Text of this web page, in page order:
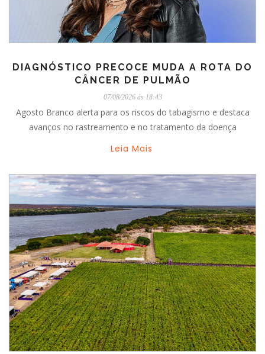
DIAGNÓSTICO PRECOCE MUDA A ROTA DO
CÂNCER DE PULMÃO
07/08/2026 ás 18:43
Agosto Branco alerta para os riscos do tabagismo e destaca
avanços no rastreamento e no tratamento da doença
Leia Mais